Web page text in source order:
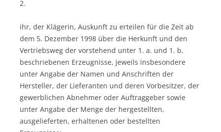
2.
ihr, der Klägerin, Auskunft zu erteilen für die Zeit ab
dem 5. Dezember 1998 über die Herkunft und den
Vertriebsweg der vorstehend unter 1. a. und 1. b.
beschriebenen Erzeugnisse, jeweils insbesondere
unter Angabe der Namen und Anschriften der
Hersteller, der Lieferanten und deren Vorbesitzer, der
gewerblichen Abnehmer oder Auftraggeber sowie
unter Angabe der Menge der hergestellten,
ausgelieferten, erhaltenen oder bestellten